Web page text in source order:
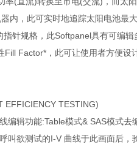
内，此可实时地追踪太阳电池最
指针规格，此Softpanel具有可编辑
Fill Factor* ，此可让使用者方便设
EFFICIENCY TESTING)
编辑功能:Table模式& SAS模式去
叫欲测试的I-V 曲线于此画面后，